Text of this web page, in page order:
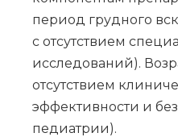
период грудного
с отсутствием
исследований).
отсутствием
эффективности и
педиатрии).